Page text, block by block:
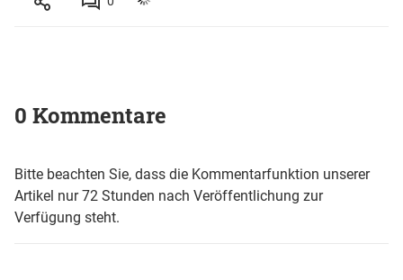
0 Kommentare
Bitte beachten Sie, dass die Kommentarfunktion unserer
Artikel nur 72 Stunden nach Veröffentlichung zur
Verfügung steht.